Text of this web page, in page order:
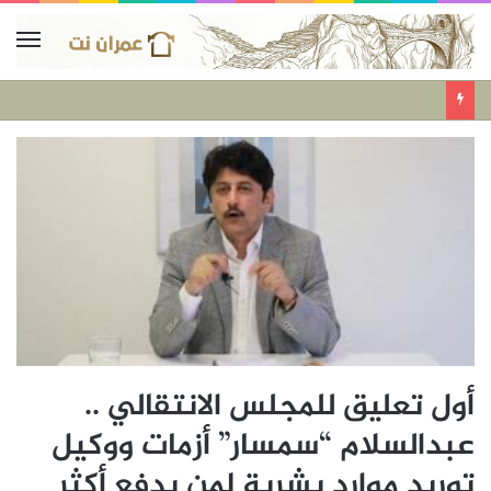
أول تعليق للمجلس الانتقالي ..
عبدالسلام “سمسار” أزمات ووكيل